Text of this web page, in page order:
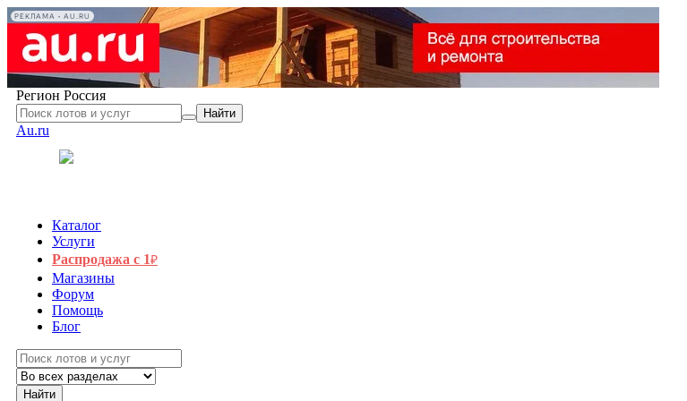
РЕКЛАМА • AU.RU
Регион Россия
Найти
Au.ru
Каталог
Услуги
Распродажа с 1₽
Магазины
Форум
Помощь
Блог
Найти